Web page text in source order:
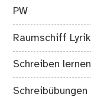
PW
Raumschiff Lyrik
Schreiben lernen
Schreibübungen